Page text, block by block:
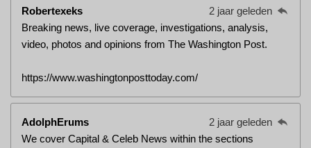
Robertexeks
2 jaar geleden
Breaking news, live coverage, investigations, analysis,
video, photos and opinions from The Washington Post.
https://www.washingtonposttoday.com/
AdolphErums
2 jaar geleden
We cover Capital & Celeb News within the sections